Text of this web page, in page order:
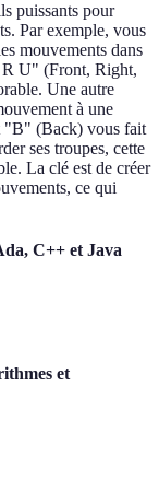
puissants pour
Par exemple, vous
mouvements dans
R U" (Front, Right,
Une autre
à une
"B" (Back) vous fait
ses troupes, cette
La clé est de créer
ce qui
C++ et Java
et